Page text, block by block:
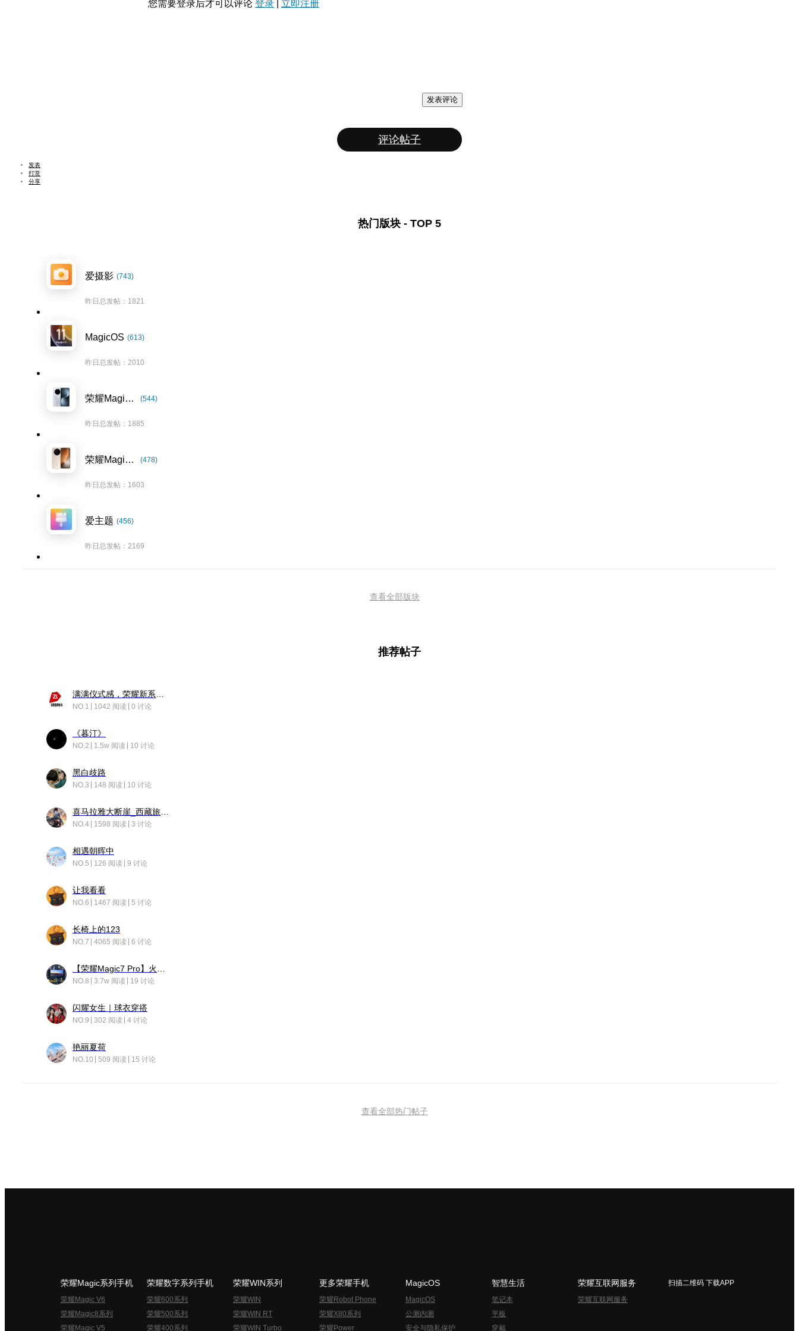
您需要登录后才可以评论 登录 立即注册
发表评论
评论帖子
发表
打赏
分享
热门版块 - TOP 5
爱摄影 (743)
昨日总发帖：1821
MagicOS (613)
昨日总发帖：2010
荣耀Magic7系列 (544)
昨日总发帖：1885
荣耀Magic8系列 (478)
昨日总发帖：1603
爱主题 (456)
昨日总发帖：2169
查看全部版块
推荐帖子
NO.1 1042 阅读 0 讨论
《暮汀》
NO.2 1.5w 阅读 10 讨论
黑白歧路
NO.3 148 阅读 10 讨论
NO.4 1598 阅读 3 讨论
相遇朝晖中
NO.5 126 阅读 9 讨论
让我看看
NO.6 1467 阅读 5 讨论
长椅上的123
NO.7 4065 阅读 6 讨论
NO.8 3.7w 阅读 19 讨论
闪耀女生｜球衣穿搭
NO.9 302 阅读 4 讨论
艳丽夏荷
NO.10 509 阅读 15 讨论
查看全部热门帖子
荣耀Magic系列手机
荣耀Magic V6
荣耀Magic8系列
荣耀Magic V5
荣耀数字系列手机
荣耀600系列
荣耀500系列
荣耀400系列
荣耀WIN系列
荣耀WIN
荣耀WIN RT
荣耀WIN Turbo
更多荣耀手机
荣耀Robot Phone
荣耀X80系列
荣耀Power
MagicOS
MagicOS
公测内测
安全与隐私保护
智慧生活
笔记本
平板
穿戴
荣耀互联网服务
荣耀互联网服务
扫描二维码 下载APP